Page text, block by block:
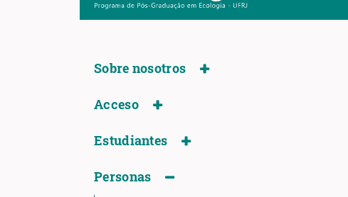
Sobre nosotros
Acceso
Estudiantes
Personas